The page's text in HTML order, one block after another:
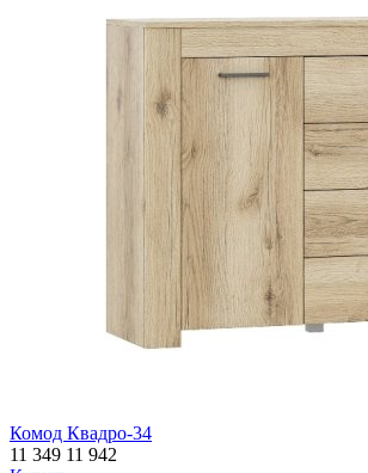
Комод Квадро-34
11 349 11 942